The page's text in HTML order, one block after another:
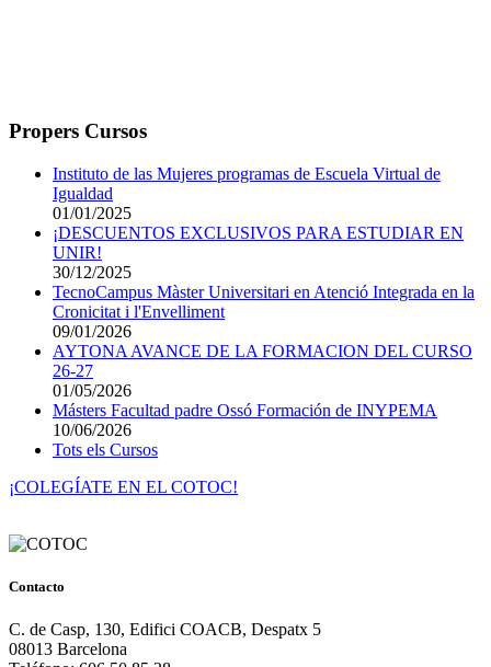
Propers Cursos
Instituto de las Mujeres programas de Escuela Virtual de
Igualdad
01/01/2025
¡DESCUENTOS EXCLUSIVOS PARA ESTUDIAR EN
UNIR!
30/12/2025
TecnoCampus Màster Universitari en Atenció Integrada en la
Cronicitat i l'Envelliment
09/01/2026
AYTONA AVANCE DE LA FORMACION DEL CURSO
26-27
01/05/2026
Másters Facultad padre Ossó Formación de INYPEMA
10/06/2026
Tots els Cursos
¡COLEGÍATE EN EL COTOC!
Contacto
C. de Casp, 130, Edifici COACB, Despatx 5
08013 Barcelona